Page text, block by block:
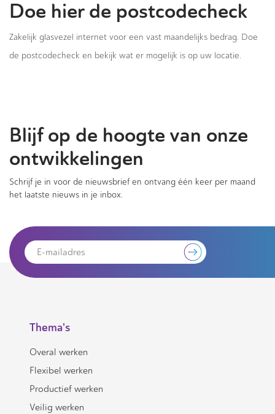
Doe hier de postcodecheck
Zakelijk glasvezel internet voor een vast maandelijks bedrag. Doe
de postcodecheck en bekijk wat er mogelijk is op uw locatie.
Blijf op de hoogte van onze
ontwikkelingen
Schrijf je in voor de nieuwsbrief en ontvang één keer per maand
het laatste nieuws in je inbox.
Thema's
Overal werken
Flexibel werken
Productief werken
Veilig werken